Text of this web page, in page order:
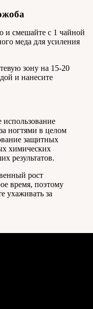
и смешайте с 1 чайной
меда для усиления
зону на 15-20
и нанесите
ногтями в целом
защитных
химических
результатов.
рост
время, поэтому
ухаживать за